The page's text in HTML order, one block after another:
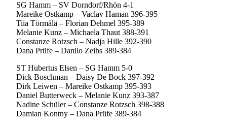
SG Hamm – SV Dorndorf/Rhön 4-1
Mareike Ostkamp – Vaclav Haman 396-395
Tiia Törmälä – Florian Dehmel 395-389
Melanie Kunz – Michaela Thaut 388-391
Constanze Rotzsch – Nadja Hille 392-390
Dana Prüfe – Danilo Zeihs 389-384
ST Hubertus Elsen – SG Hamm 5-0
Dick Boschman – Daisy De Bock 397-392
Dirk Leiwen – Mareike Ostkamp 395-393
Daniel Butterweck – Melanie Kunz 393-387
Nadine Schüler – Constanze Rotzsch 398-388
Damian Kontny – Dana Prüfe 389-384